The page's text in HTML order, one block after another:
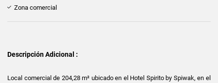
Zona comercial
Descripción Adicional :
Local comercial de 204,28 m² ubicado en el Hotel Spirito by Spiwak, en el